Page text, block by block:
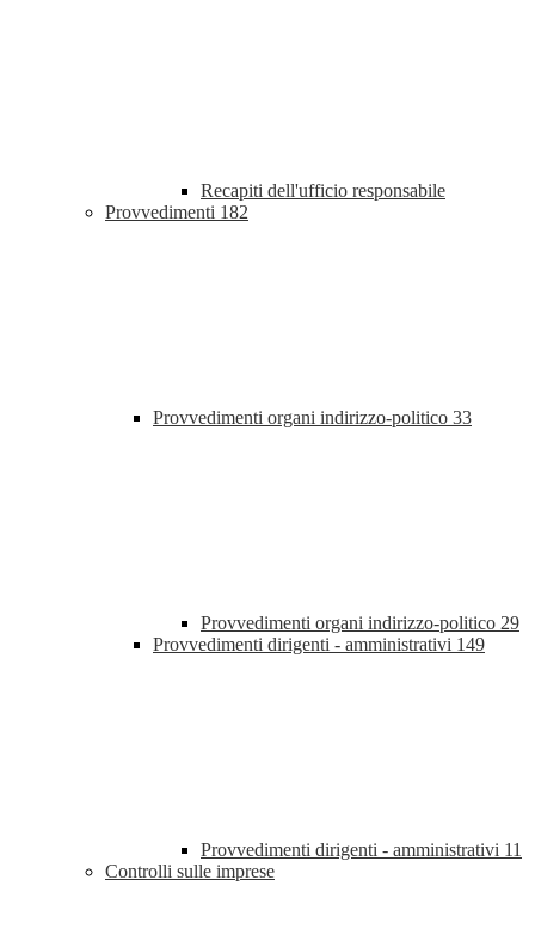
Recapiti dell'ufficio responsabile
Provvedimenti 182
Provvedimenti organi indirizzo-politico 33
Provvedimenti organi indirizzo-politico 29
Provvedimenti dirigenti - amministrativi 149
Provvedimenti dirigenti - amministrativi 11
Controlli sulle imprese